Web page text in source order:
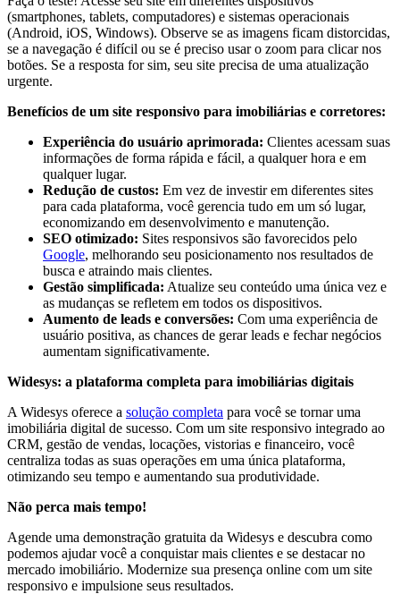
(smartphones, tablets, computadores) e sistemas operacionais
(Android, iOS, Windows). Observe se as imagens ficam distorcidas,
se a navegação é difícil ou se é preciso usar o zoom para clicar nos
botões. Se a resposta for sim, seu site precisa de uma atualização
urgente.
Benefícios de um site responsivo para imobiliárias e corretores:
Experiência do usuário aprimorada: Clientes acessam suas
informações de forma rápida e fácil, a qualquer hora e em
qualquer lugar.
Redução de custos: Em vez de investir em diferentes sites
para cada plataforma, você gerencia tudo em um só lugar,
economizando em desenvolvimento e manutenção.
SEO otimizado: Sites responsivos são favorecidos pelo
Google, melhorando seu posicionamento nos resultados de
busca e atraindo mais clientes.
Gestão simplificada: Atualize seu conteúdo uma única vez e
as mudanças se refletem em todos os dispositivos.
Aumento de leads e conversões: Com uma experiência de
usuário positiva, as chances de gerar leads e fechar negócios
aumentam significativamente.
Widesys: a plataforma completa para imobiliárias digitais
A Widesys oferece a solução completa para você se tornar uma
imobiliária digital de sucesso. Com um site responsivo integrado ao
CRM, gestão de vendas, locações, vistorias e financeiro, você
centraliza todas as suas operações em uma única plataforma,
otimizando seu tempo e aumentando sua produtividade.
Não perca mais tempo!
Agende uma demonstração gratuita da Widesys e descubra como
podemos ajudar você a conquistar mais clientes e se destacar no
mercado imobiliário. Modernize sua presença online com um site
responsivo e impulsione seus resultados.